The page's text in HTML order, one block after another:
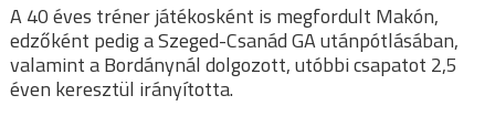
A 40 éves tréner játékosként is megfordult Makón,
edzőként pedig a Szeged-Csanád GA utánpótlásában,
valamint a Bordánynál dolgozott, utóbbi csapatot 2,5
éven keresztül irányította.